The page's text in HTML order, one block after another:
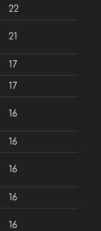
22
21
17
17
16
16
16
16
16